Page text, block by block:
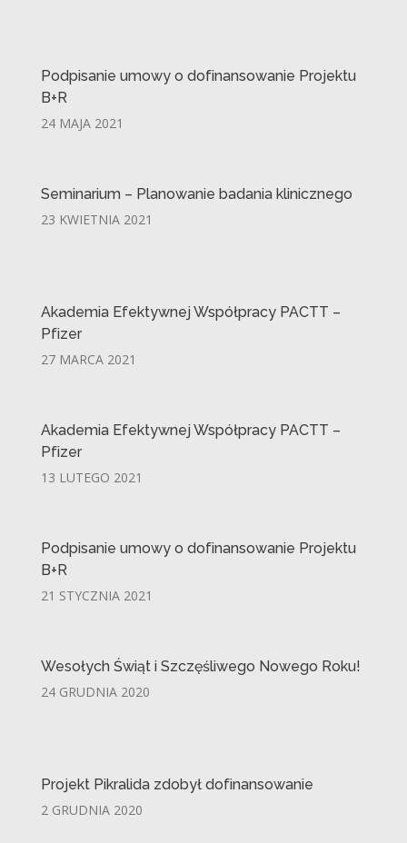
Podpisanie umowy o dofinansowanie Projektu
B+R
24 MAJA 2021
Seminarium – Planowanie badania klinicznego
23 KWIETNIA 2021
Akademia Efektywnej Współpracy PACTT –
Pfizer
27 MARCA 2021
Akademia Efektywnej Współpracy PACTT –
Pfizer
13 LUTEGO 2021
Podpisanie umowy o dofinansowanie Projektu
B+R
21 STYCZNIA 2021
Wesołych Świąt i Szczęśliwego Nowego Roku!
24 GRUDNIA 2020
Projekt Pikralida zdobył dofinansowanie
2 GRUDNIA 2020